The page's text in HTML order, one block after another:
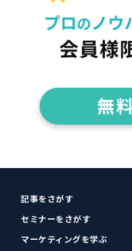
記事をさがす
セミナーをさがす
マーケティングを学ぶ